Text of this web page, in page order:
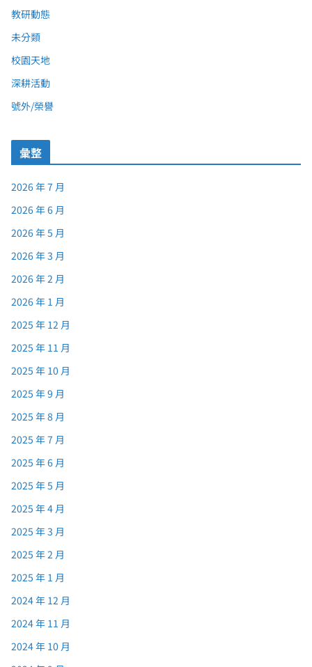
教研動態
未分類
校園天地
深耕活動
號外/榮譽
彙整
2026 年 7 月
2026 年 6 月
2026 年 5 月
2026 年 3 月
2026 年 2 月
2026 年 1 月
2025 年 12 月
2025 年 11 月
2025 年 10 月
2025 年 9 月
2025 年 8 月
2025 年 7 月
2025 年 6 月
2025 年 5 月
2025 年 4 月
2025 年 3 月
2025 年 2 月
2025 年 1 月
2024 年 12 月
2024 年 11 月
2024 年 10 月